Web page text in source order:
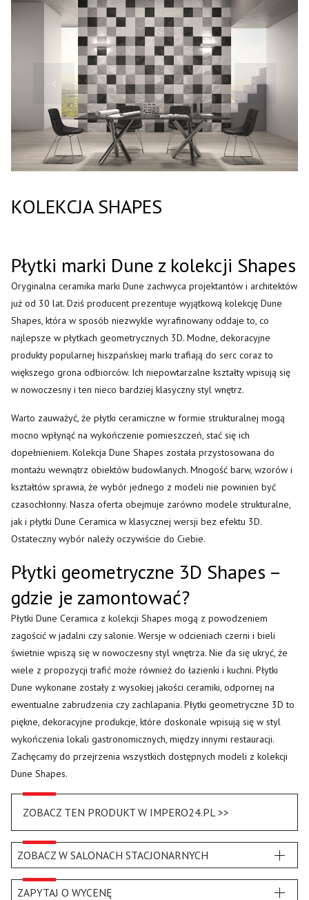
KOLEKCJA SHAPES
Płytki marki Dune z kolekcji Shapes
Oryginalna ceramika marki Dune zachwyca projektantów i architektów
już od 30 lat. Dziś producent prezentuje wyjątkową kolekcję Dune
Shapes, która w sposób niezwykle wyrafinowany oddaje to, co
najlepsze w płytkach geometrycznych 3D. Modne, dekoracyjne
produkty popularnej hiszpańskiej marki trafiają do serc coraz to
większego grona odbiorców. Ich niepowtarzalne kształty wpisują się
w nowoczesny i ten nieco bardziej klasyczny styl wnętrz.
Warto zauważyć, że płytki ceramiczne w formie strukturalnej mogą
mocno wpłynąć na wykończenie pomieszczeń, stać się ich
dopełnieniem. Kolekcja Dune Shapes została przystosowana do
montażu wewnątrz obiektów budowlanych. Mnogość barw, wzorów i
kształtów sprawia, że wybór jednego z modeli nie powinien być
czasochłonny. Nasza oferta obejmuje zarówno modele strukturalne,
jak i płytki Dune Ceramica w klasycznej wersji bez efektu 3D.
Ostateczny wybór należy oczywiście do Ciebie.
Płytki geometryczne 3D Shapes –
gdzie je zamontować?
Płytki Dune Ceramica z kolekcji Shapes mogą z powodzeniem
zagościć w jadalni czy salonie. Wersje w odcieniach czerni i bieli
świetnie wpiszą się w nowoczesny styl wnętrza. Nie da się ukryć, że
wiele z propozycji trafić może również do łazienki i kuchni. Płytki
Dune wykonane zostały z wysokiej jakości ceramiki, odpornej na
ewentualne zabrudzenia czy zachlapania. Płytki geometryczne 3D to
piękne, dekoracyjne produkcje, które doskonale wpisują się w styl
wykończenia lokali gastronomicznych, między innymi restauracji.
Zachęcamy do przejrzenia wszystkich dostępnych modeli z kolekcji
Dune Shapes.
ZOBACZ TEN PRODUKT W IMPERO24.PL >>
ZOBACZ W SALONACH STACJONARNYCH
ZAPYTAJ O WYCENĘ